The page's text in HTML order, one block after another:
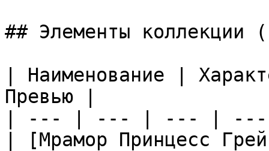
## Элементы коллекции
| Наименование |
Превью |
| --- | --- | --- |
| [Мрамор Принцесс